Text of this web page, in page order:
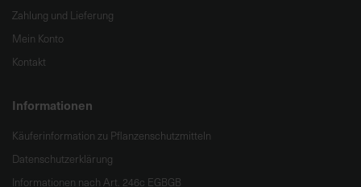
Zahlung und Lieferung
Mein Konto
Kontakt
Informationen
Käuferinformation zu Pflanzenschutzmitteln
Datenschutzerklärung
Informationen nach Art. 246c EGBGB